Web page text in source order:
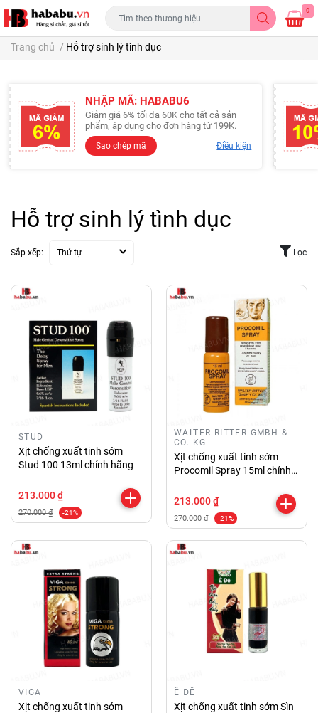
0
Trang chủ / Hỗ trợ sinh lý tình dục
NHẬP MÃ: HABABU6
Giảm giá 6% tối đa 60K cho tất cả sản
phẩm, áp dụng cho đơn hàng từ 199K.
Sao chép mã Điều kiện
Hỗ trợ sinh lý tình dục
Sắp xếp: Thứ tự Lọc
STUD
Xịt chống xuất tinh sớm
Stud 100 13ml chính hãng
213.000 ₫
270.000 ₫ -21%
WALTER RITTER GMBH &
CO. KG
Xịt chống xuất tinh sớm
Procomil Spray 15ml chính
213.000 ₫
270.000 ₫ -21%
VIGA
Xịt chống xuất tinh sớm
Ê ĐÊ
Xịt chống xuất tinh sớm Sìn